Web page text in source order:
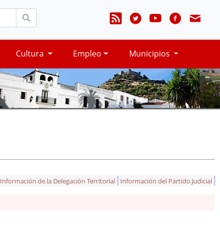
Cultura Empleo Municipios
Información de la Delegación Territorial Información del Partido Judicial